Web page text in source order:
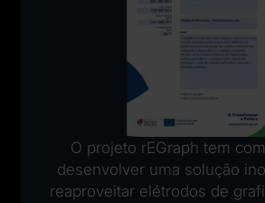
O projeto rEGraph tem
desenvolver uma solução
reaproveitar elétrodos de